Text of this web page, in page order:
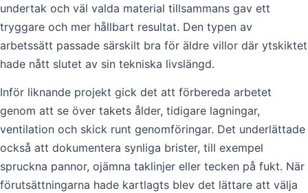
undertak och väl valda material tillsammans gav ett
tryggare och mer hållbart resultat. Den typen av
arbetssätt passade särskilt bra för äldre villor där ytskiktet
hade nått slutet av sin tekniska livslängd.
Inför liknande projekt gick det att förbereda arbetet
genom att se över takets ålder, tidigare lagningar,
ventilation och skick runt genomföringar. Det underlättade
också att dokumentera synliga brister, till exempel
spruckna pannor, ojämna taklinjer eller tecken på fukt. När
förutsättningarna hade kartlagts blev det lättare att välja